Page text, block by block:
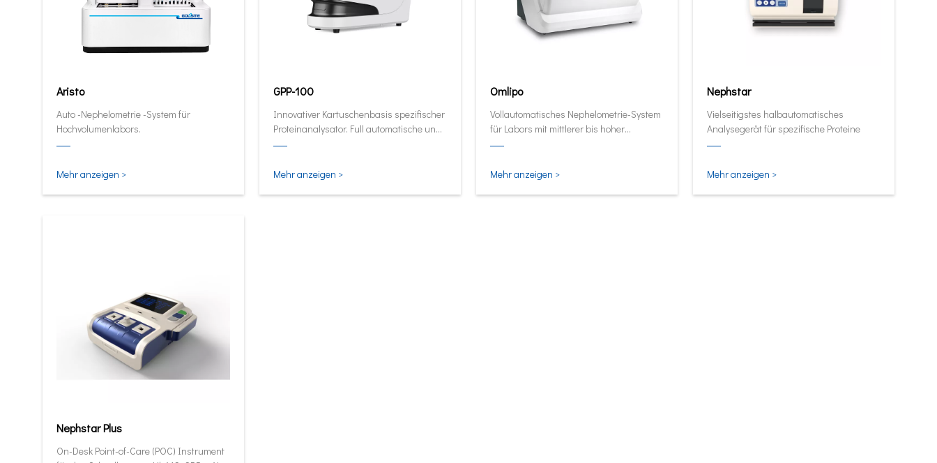
Aristo
Auto -Nephelometrie -System für
Hochvolumenlabors.
Mehr anzeigen >
GPP-100
Innovativer Kartuschenbasis spezifischer
Proteinanalysator. Full automatische und
quantitative Analysator in seiner kleinsten
Mehr anzeigen >
Omlipo
Vollautomatisches Nephelometrie-System
für Labors mit mittlerer bis hoher
Volumendurchsatz.
Mehr anzeigen >
Nephstar
Vielseitigstes halbautomatisches
Analysegerät für spezifische Proteine
Mehr anzeigen >
Nephstar Plus
On-Desk Point-of-Care (POC) Instrument